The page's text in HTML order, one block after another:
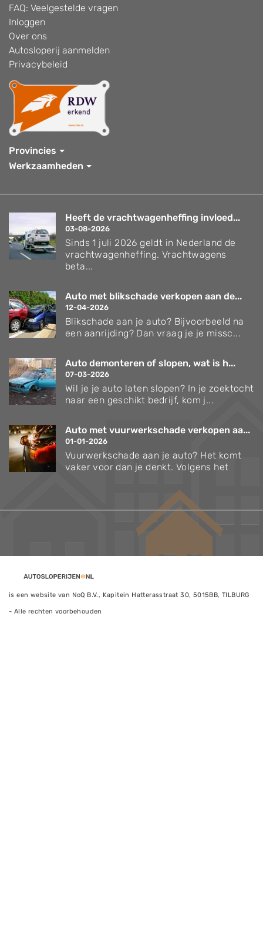
FAQ: Veelgestelde vragen
Inloggen
Over ons
Autosloperij aanmelden
Privacybeleid
Provincies
Werkzaamheden
Heeft de vrachtwagenheffing invloed...
03-08-2026
Sinds 1 juli 2026 geldt in Nederland de
vrachtwagenheffing. Vrachtwagens
beta...
Auto met blikschade verkopen aan de...
12-04-2026
Blikschade aan je auto? Bijvoorbeeld na
een aanrijding? Dan vraag je je missc...
Auto demonteren of slopen, wat is h...
07-03-2026
Wil je je auto laten slopen? In je zoektocht
naar een geschikt bedrijf, kom j...
Auto met vuurwerkschade verkopen aa...
01-01-2026
Vuurwerkschade aan je auto? Het komt
vaker voor dan je denkt. Volgens het
is een website van NoQ B.V., Kapitein Hatterasstraat 30, 5015BB, TILBURG
- Alle rechten voorbehouden